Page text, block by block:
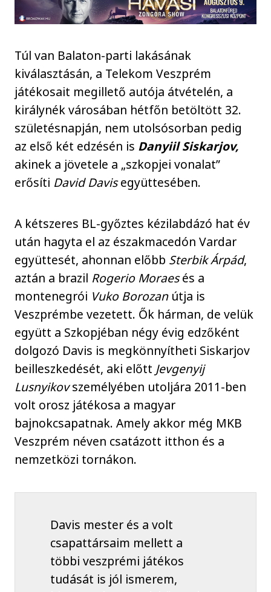
Túl van Balaton-parti lakásának
kiválasztásán, a Telekom Veszprém
játékosait megillető autója átvételén, a
királynék városában hétfőn betöltött 32.
születésnapján, nem utolsósorban pedig
az első két edzésén is Danyiil Siskarjov,
akinek a jövetele a „szkopjei vonalat”
erősíti David Davisegyüttesében.
A kétszeres BL-győztes kézilabdázó hat év
után hagyta el az északmacedón Vardar
együttesét, ahonnan előbb Sterbik Árpád,
aztán a brazil Rogerio Moraesés a
montenegrói Vuko Borozanútja is
Veszprémbe vezetett. Ők hárman, de velük
együtt a Szkopjéban négy évig edzőként
dolgozó Davis is megkönnyítheti Siskarjov
beilleszkedését, aki előtt Jevgenyij
Lusnyikovszemélyében utoljára 2011-ben
volt orosz játékosa a magyar
bajnokcsapatnak. Amely akkor még MKB
Veszprém néven csatázott itthon és a
nemzetközi tornákon.
Davis mester és a volt
csapattársaim mellett a
többi veszprémi játékos
tudását is jól ismerem,